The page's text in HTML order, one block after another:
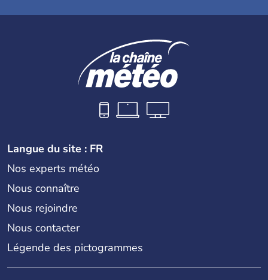
Langue du site : FR
Nos experts météo
Nous connaître
Nous rejoindre
Nous contacter
Légende des pictogrammes